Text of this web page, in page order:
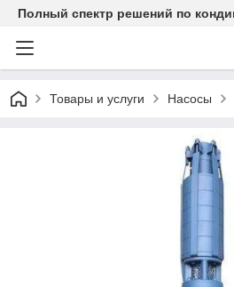
Полный спектр решений по
Товары и услуги Насосы